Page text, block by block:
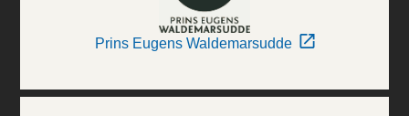
Prins Eugens Waldemarsudde